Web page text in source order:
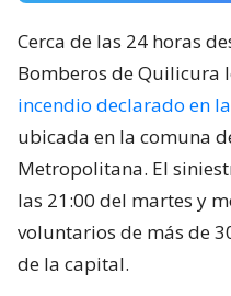
Cerca de las 24 horas
Bomberos de Quilicura
incendio declarado en
ubicada en la comuna
Metropolitana. El
las 21:00 del martes y
voluntarios de más de
de la capital.